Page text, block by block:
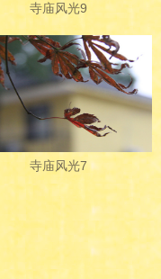
寺庙风光9
寺庙风光7